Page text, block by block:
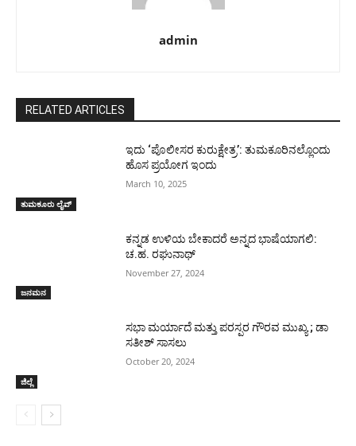
admin
RELATED ARTICLES
ತುಮಕೂರು ಲೈವ್
ಇದು ‘ಪೊಲೀಸರ ಕುರುಕ್ಷೇತ್ರ’: ತುಮಕೂರಿನಲ್ಲೊಂದು
ಹೊಸ ಪ್ರಯೋಗ ಇಂದು
March 10, 2025
ಜನಮನ
ಕನ್ನಡ ಉಳಿಯ ಬೇಕಾದರೆ ಅನ್ನದ ಭಾಷೆಯಾಗಲಿ:
ಚ.ಹ. ರಘುನಾಥ್
November 27, 2024
ಜಿಲ್ಲೆ
ಸಭಾ ಮರ್ಯಾದೆ ಮತ್ತು ಪರಸ್ಪರ ಗೌರವ ಮುಖ್ಯ ; ಡಾ
ಸತೀಶ್ ಸಾಸಲು
October 20, 2024